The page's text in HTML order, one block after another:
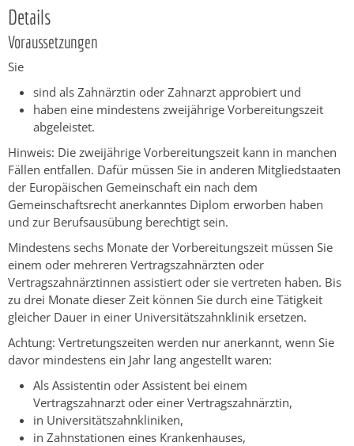
Details
Voraussetzungen
Sie
sind als Zahnärztin oder Zahnarzt approbiert und
haben eine mindestens zweijährige Vorbereitungszeit
abgeleistet.
Hinweis: Die zweijährige Vorbereitungszeit kann in manchen
Fällen entfallen. Dafür müssen Sie in anderen Mitgliedstaaten
der Europäischen Gemeinschaft ein nach dem
Gemeinschaftsrecht anerkanntes Diplom erworben haben
und zur Berufsausübung berechtigt sein.
Mindestens sechs Monate der Vorbereitungszeit müssen Sie
einem oder mehreren Vertragszahnärzten oder
Vertragszahnärztinnen assistiert oder sie vertreten haben. Bis
zu drei Monate dieser Zeit können Sie durch eine Tätigkeit
gleicher Dauer in einer Universitätszahnklinik ersetzen.
Achtung: Vertretungszeiten werden nur anerkannt, wenn Sie
davor mindestens ein Jahr lang angestellt waren:
Als Assistentin oder Assistent bei einem
Vertragszahnarzt oder einer Vertragszahnärztin,
in Universitätszahnkliniken,
in Zahnstationen eines Krankenhauses,